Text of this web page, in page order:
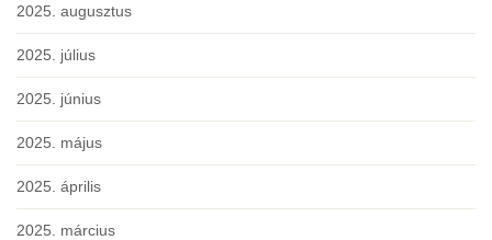
2025. augusztus
2025. július
2025. június
2025. május
2025. április
2025. március